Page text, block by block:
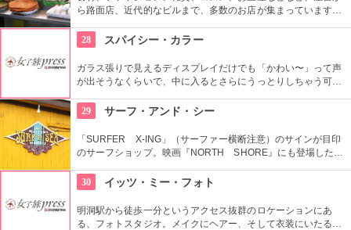
ら路面店、近代的なビルまで、多数のお店が集まっています。
地は常に買い物客であふれかえり、賑やかな空間が溢れます。
28 スパイシー・カラー
ガラス張りで見えるディスプレイだけでも「かわい〜」って声
が出そうなくらいで、中に入るとさらにうっとりしちゃう可愛
ので、韓国の可愛いファッション好きにオススメ。
29 サーフ・アンド・シー
「SURFER X-ING」（サーファー横断注意）のサインが目印
のサーフショップ。映画『NORTH SHORE』にも登場した
本人スタッフもいるから、日本語で安心してお買い物ができま
すよ。
30 イッツ・ミー・フォト
明洞駅から徒歩一分というアクセス抜群のロケーションにあ
る、フォトスタジオ。メイクにヘアー、そして衣装にいたるま